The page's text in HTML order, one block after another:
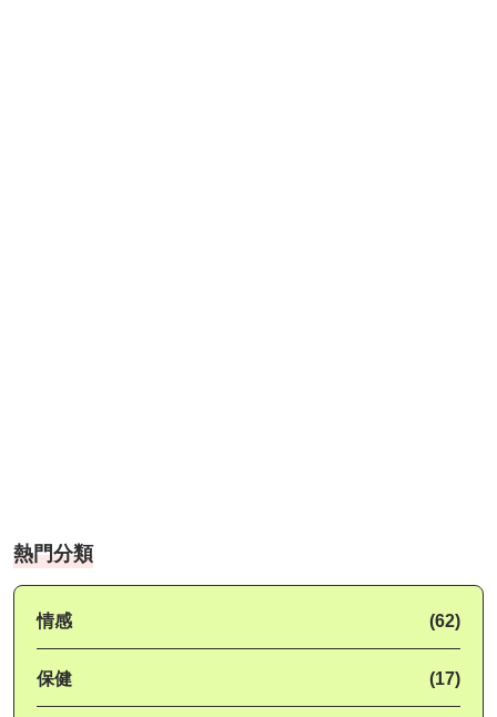
熱門分類
情感 (62)
保健 (17)